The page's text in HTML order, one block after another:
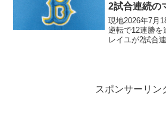
2試合連続の
現地2026年7月
逆転で12連勝を
レイユが2試合
スポンサーリン